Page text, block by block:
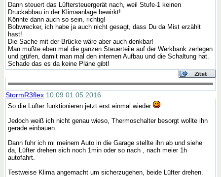
Dann steuert das Lüftersteuergerät nach, weil Stufe-1 keinen
Druckabbau in der Klimaanlage bewirkt!
Könnte dann auch so sein, richtig!
Bobwrecker, ich habe ja auch nicht gesagt, dass Du da Mist erzählt
hast!
Die Sache mit der Brücke wäre aber auch denkbar!
Man müßte eben mal die ganzen Steuerteile auf der Werkbank zerlegen
undprüfen, damit man mal den internen Aufbau und die Schaltung hat.
Schade das es da keine Pläne gibt!
StormR3flex 10:09 01.05.2016
So die Lüfter funktionieren jetzt erst einmal wieder
Jedoch weiß ich nicht genau wieso, Thermoschalter besorgt wollte ihn
gerade einbauen.
Dann fuhr ich mi meinem Auto in die Garage stellte ihn ab und siehe
da, Lüfter drehen sich noch 1min oder so nach , nach meier 1h
autofahrt.
Testweise Klima angemacht um sicherzugehen, beide Lüfter drehen.